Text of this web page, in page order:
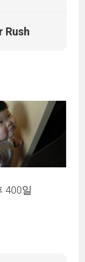
Rush
400일